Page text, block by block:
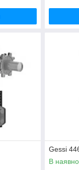
Gessi
В